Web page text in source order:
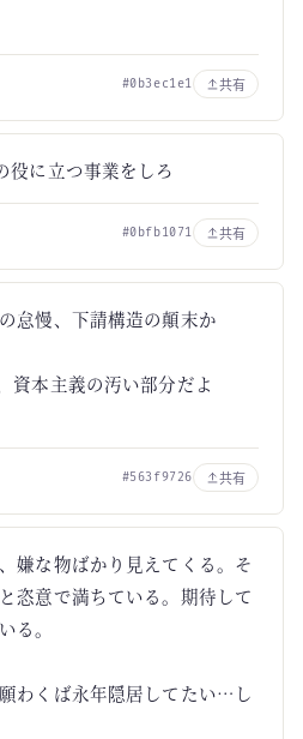
#0b3ec1e1 共有
役に立つ事業をしろ
#0bfb1071 共有
怠慢、下請構造の顛末か
資本主義の汚い部分だよ
#563f9726 共有
嫌な物ばかり見えてくる。そ
恣意で満ちている。期待して
る。
わくば永年隠居してたい…し